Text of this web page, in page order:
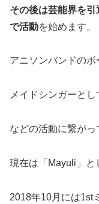
その後は芸能界を
で活動を始めます。
アニソンバンドの
メイドシンガーと
などの活動に繋がっ
現在は「Mayuli」と
2018年10月には1st